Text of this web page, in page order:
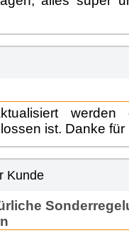
ist. Danke
Kunde